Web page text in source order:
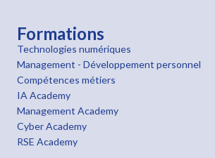
Formations
Technologies numériques
Management - Développement personnel
Compétences métiers
IA Academy
Management Academy
Cyber Academy
RSE Academy